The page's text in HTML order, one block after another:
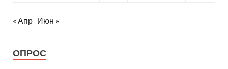
« Апр Июн »
ОПРОС